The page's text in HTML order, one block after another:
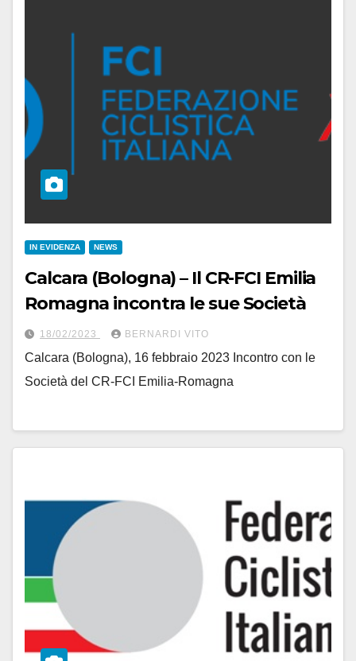
IN EVIDENZA NEWS
Calcara (Bologna) – Il CR-FCI Emilia
Romagna incontra le sue Società
18/02/2023 BERNARDI VITO
Calcara (Bologna), 16 febbraio 2023 Incontro con le
Società del CR-FCI Emilia-Romagna